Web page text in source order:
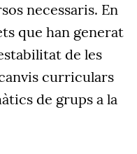
necessaris. En
que han generat
de les
curriculars
de grups a la